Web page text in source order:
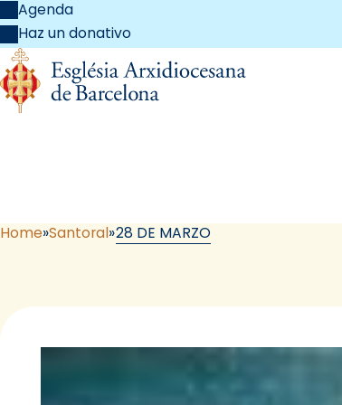
Agenda
Haz un donativo
Home Santoral 28 DE MARZO